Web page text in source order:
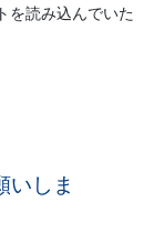
を読み込んでいた
いしま